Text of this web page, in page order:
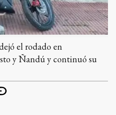
el rodado en
y Ñandú y continuó su